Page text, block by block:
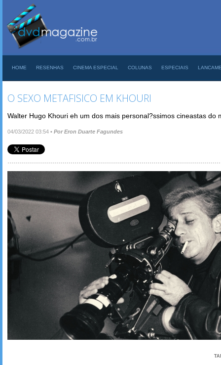
HOME RESENHAS CINEMA ESPECIAL COLUNAS ESPECIAIS
O SEXO METAFISICO EM KHOURI
Walter Hugo Khouri eh um dos mais personal?ssimos cineastas do
04/03/2022 03:54 • Por Eron Duarte Fagundes